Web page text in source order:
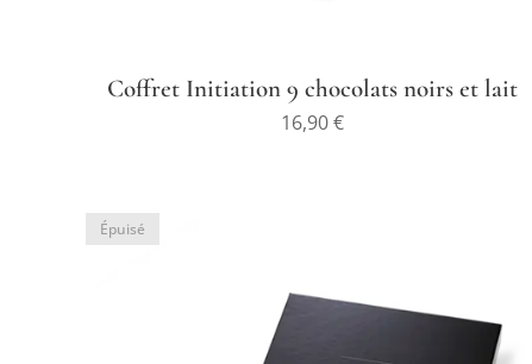
Coffret Initiation 9 chocolats noirs et lait
16,90€
Épuisé